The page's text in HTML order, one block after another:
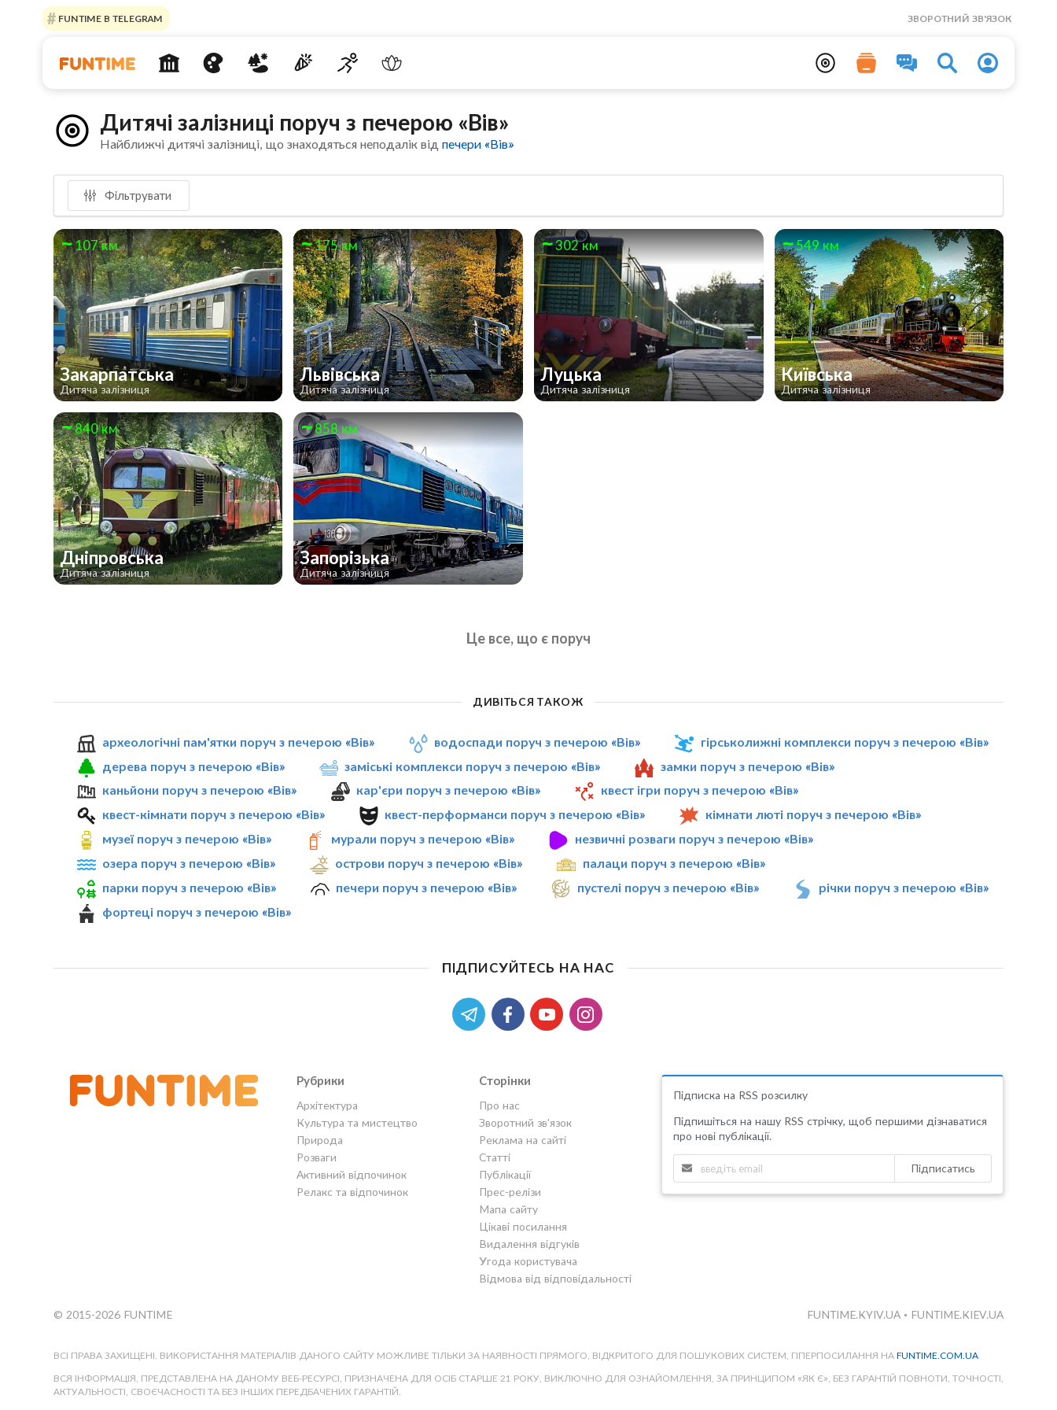
FUNTIME В TELEGRAM ЗВОРОТНИЙ ЗВ'ЯЗОК
Дитячі залізниці поруч з печерою «Вів»
Найближчі дитячі залізниці, що знаходяться неподалік відпечери «Вів»
Фільтрувати
107 км
Закарпатська
Дитяча залізниця
175 км
Львівська
Дитяча залізниця
302 км
Луцька
Дитяча залізниця
549 км
Київська
Дитяча залізниця
840 км
Дніпровська
Дитяча залізниця
858 км
Запорізька
Дитяча залізниця
Це все, що є поруч
ДИВІТЬСЯ ТАКОЖ
археологічні пам'ятки поруч з печерою «Вів» водоспади поруч з печерою «Вів»
гірськолижні комплекси поруч з печерою «Вів»
дерева поруч з печерою «Вів»
заміські комплекси поруч з печерою «Вів»
замки поруч з печерою «Вів»
каньйони поруч з печерою «Вів»
кар'єри поруч з печерою «Вів»
квест ігри поруч з печерою «Вів»
квест-кімнати поруч з печерою «Вів»
квест-перформанси поруч з печерою «Вів»
кімнати люті поруч з печерою «Вів»
музеї поруч з печерою «Вів»
мурали поруч з печерою «Вів»
незвичні розваги поруч з печерою «Вів»
озера поруч з печерою «Вів»
острови поруч з печерою «Вів»
палаци поруч з печерою «Вів»
парки поруч з печерою «Вів»
печери поруч з печерою «Вів» пустелі поруч з печерою «Вів»
річки поруч з печерою «Вів»
фортеці поруч з печерою «Вів»
ПІДПИСУЙТЕСЬ НА НАС
Рубрики
Архітектура
Культура та мистецтво
Природа
Розваги
Активний відпочинок
Релакс та відпочинок
Сторінки
Про нас
Зворотний зв'язок
Реклама на сайті
Статті
Публікації
Прес-релізи
Мапа сайту
Цікаві посилання
Видалення відгуків
Угода користувача
Відмова від відповідальності
Підписка на RSS розсилку
Підпишіться на нашу RSS стрічку, щоб першими дізнаватися
про нові публікації.
Підписатись
© 2015-2026 FUNTIME FUNTIME.KYIV.UA • FUNTIME.KIEV.UA
ВСІ ПРАВА ЗАХИЩЕНІ. ВИКОРИСТАННЯ МАТЕРІАЛІВ ДАНОГО САЙТУ МОЖЛИВЕ ТІЛЬКИ ЗА НАЯВНОСТІ ПРЯМОГО, ВІДКРИТОГО ДЛЯ ПОШУКОВИХ СИСТЕМ, ГІПЕРПОСИЛАННЯ НА FUNTIME.COM.UA
ВСЯ ІНФОРМАЦІЯ, ПРЕДСТАВЛЕНА НА ДАНОМУ ВЕБ-РЕСУРСІ, ПРИЗНАЧЕНА ДЛЯ ОСІБ СТАРШЕ 21 РОКУ, ВИКЛЮЧНО ДЛЯ ОЗНАЙОМЛЕННЯ, ЗА ПРИНЦИПОМ «ЯК Є», БЕЗ ГАРАНТІЙ ПОВНОТИ, ТОЧНОСТІ,
АКТУАЛЬНОСТІ, СВОЄЧАСНОСТІ ТА БЕЗ ІНШИХ ПЕРЕДБАЧЕНИХ ГАРАНТІЙ.